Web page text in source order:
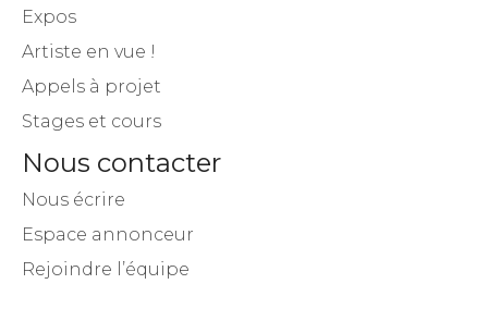
Expos
Artiste en vue !
Appels à projet
Stages et cours
Nous contacter
Nous écrire
Espace annonceur
Rejoindre l’équipe